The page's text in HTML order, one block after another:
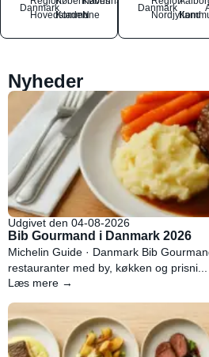
Danmark
Hovedstaden
Kommune
N
Danmark
Nordjylland
Nyheder
Udgivet den 04-08-2026
Bib Gourmand i Danmark 2026
Michelin Guide · Danmark Bib
restauranter med by, køkken og prisni...
Læs mere →